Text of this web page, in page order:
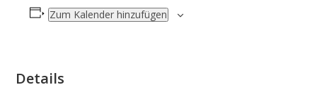
Zum Kalender hinzufügen
Details